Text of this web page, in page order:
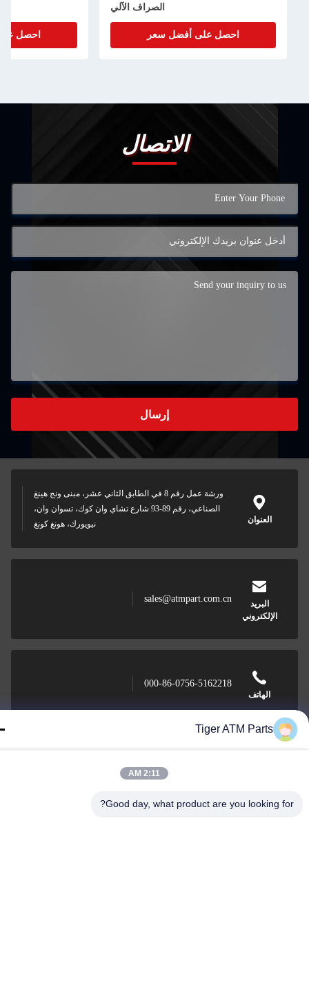
الصراف الآلي
احصل على أفضل سعر احصل على
الاتصال
إرسال
العنوان
ورشة عمل رقم 8 في الطابق الثاني عشر، مبنى ونج هينغ
الصناعي، رقم 89-93 شارع تشاي وان كوك، تسوان وان،
نيويورك، هونغ كونغ
الإلكتروني
sales@atmpart.com.cn
000-86-0756-5162218
Tiger Spare Parts Co., Ltd
Tiger ATM Parts
2:11 AM
Good day, what product are you looking